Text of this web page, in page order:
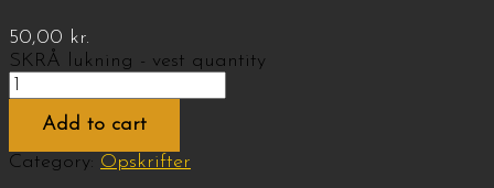
50,00 kr.
SKRÅ lukning - vest quantity
Add to cart
Category: Opskrifter